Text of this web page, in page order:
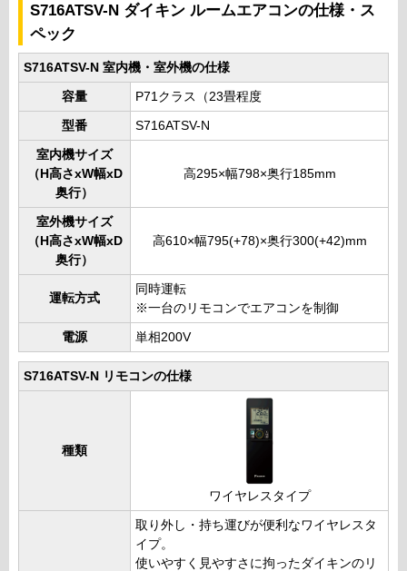
S716ATSV-N ダイキン ルームエアコンの仕様・ス
ペック
S716ATSV-N 室内機・室外機の仕様
容量 P71クラス（23畳程度
型番 S716ATSV-N
室内機サイズ
（H高さxW幅xD
奥行）
高295×幅798×奥行185mm
室外機サイズ
（H高さxW幅xD
奥行）
高610×幅795(+78)×奥行300(+42)mm
運転方式
同時運転
※一台のリモコンでエアコンを制御
電源 単相200V
S716ATSV-N リモコンの仕様
種類
ワイヤレスタイプ
取り外し・持ち運びが便利なワイヤレスタ
イプ。
使いやすく見やすさに拘ったダイキンのリ